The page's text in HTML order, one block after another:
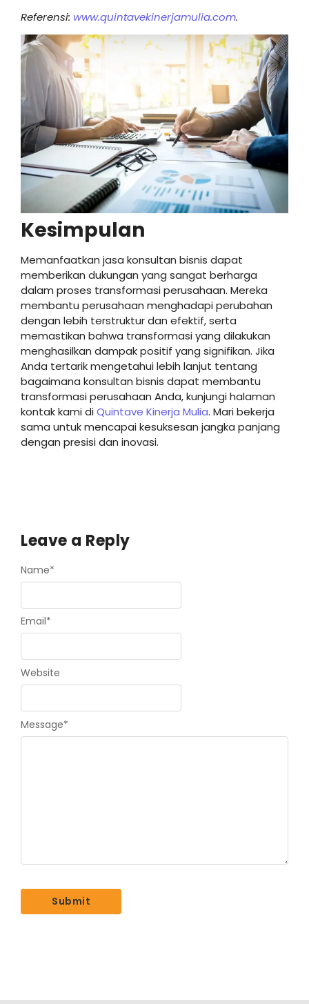
Referensi: www.quintavekinerjamulia.com.
Kesimpulan
Memanfaatkan jasa konsultan bisnis dapat
memberikan dukungan yang sangat berharga
dalam proses transformasi perusahaan. Mereka
membantu perusahaan menghadapi perubahan
dengan lebih terstruktur dan efektif, serta
memastikan bahwa transformasi yang dilakukan
menghasilkan dampak positif yang signifikan. Jika
Anda tertarik mengetahui lebih lanjut tentang
bagaimana konsultan bisnis dapat membantu
transformasi perusahaan Anda, kunjungi halaman
kontak kami diQuintave Kinerja Mulia. Mari bekerja
sama untuk mencapai kesuksesan jangka panjang
dengan presisi dan inovasi.
Leave a Reply
Message*
Name*
Email*
Website